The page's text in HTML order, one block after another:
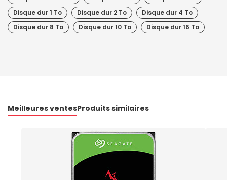
Disque dur 1 To
Disque dur 2 To
Disque dur 4 To
Disque dur 8 To
Disque dur 10 To Disque dur 16 To
Meilleures ventesProduits similaires